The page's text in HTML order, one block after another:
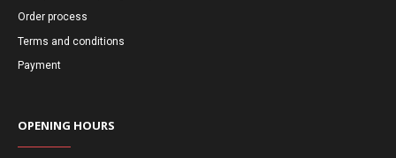
Order process
Terms and conditions
Payment
OPENING HOURS